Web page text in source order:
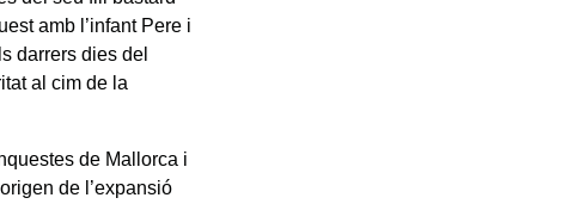
amb l’infant Pere i
darrers dies del
al cim de la
de Mallorca i
de l’expansió